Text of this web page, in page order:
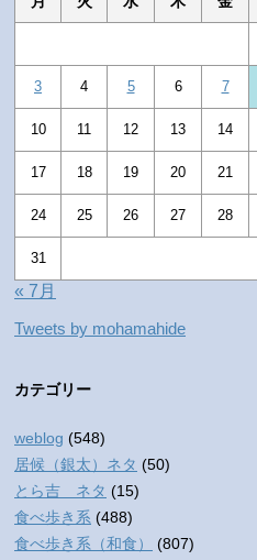
3 4 5 6 7
10 11 12 13 14
17 18 19 20 21
24 25 26 27 28
31
« 7月
Tweets by mohamahide
カテゴリー
weblog (548)
居候（銀太）ネタ (50)
とら吉 ネタ (15)
食べ歩き系 (488)
食べ歩き系（和食）
(807)